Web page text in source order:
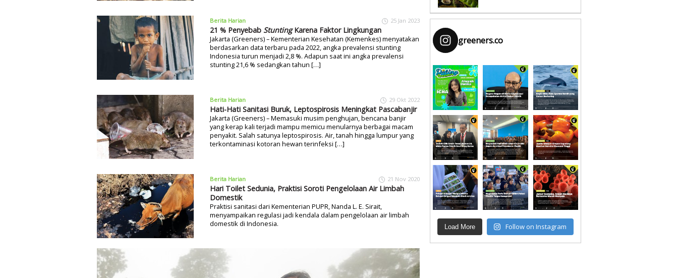
Berita Harian 25 Jan 2023
21 % Penyebab StuntingKarena Faktor Lingkungan
Jakarta (Greeners) – Kementerian Kesehatan (Kemenkes) menyatakan
berdasarkan data terbaru pada 2022, angka prevalensi stunting
Indonesia turun menjadi 2,8 %. Adapun saat ini angka prevalensi
stunting 21,6 % sedangkan tahun […]
Berita Harian 29 Okt 2022
Hati-Hati Sanitasi Buruk, Leptospirosis Meningkat Pascabanjir
Jakarta (Greeners) – Memasuki musim penghujan, bencana banjir
yang kerap kali terjadi mampu memicu menularnya berbagai macam
penyakit. Salah satunya leptospirosis. Air, tanah hingga lumpur yang
terkontaminasi kotoran hewan terinfeksi […]
Berita Harian 21 Nov 2020
Hari Toilet Sedunia, Praktisi Soroti Pengelolaan Air Limbah
Domestik
Praktisi sanitasi dari Kementerian PUPR, Nanda L. E. Sirait,
menyampaikan regulasi jadi kendala dalam pengelolaan air limbah
domestik di Indonesia.
greeners.co
Load More Follow on Instagram